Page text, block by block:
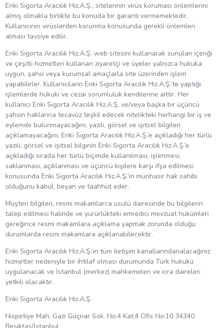
Enki Sigorta Aracılık Hiz.A.Ş., sitelerinin virüs koruması önlemlerini
almış olmakla birlikte bu konuda bir garanti vermemektedir.
Kullanıcının virüslerden korunma konusunda gerekli önlemleri
alması tavsiye edilir.
Enki Sigorta Aracılık Hiz.A.Ş. web sitesini kullanarak sunulan içeriği
ve çeşitli hizmetleri kullanan ziyaretçi ve üyeler yalnızca hukuka
uygun, şahsi veya kurumsal amaçlarla site üzerinden işlem
yapabilirler. Kullanıcıların Enki Sigorta Aracılık Hiz.A.Ş.’te yaptığı
işlemlerde hukuki ve cezai sorumluluk kendilerine aittir. Her
kullanıcı Enki Sigorta Aracılık Hiz.A.Ş. ve/veya başka bir üçüncü
şahsın haklarına tecavüz teşkil edecek nitelikteki herhangi bir iş ve
eylemde bulunmayacağını, yazılı, görsel ve işitsel bilgileri
açıklamayacağını, Enki Sigorta Aracılık Hiz.A.Ş.’e açıkladığı her türlü
yazılı, görsel ve işitsel bilginin Enki Sigorta Aracılık Hiz.A.Ş.’e
açıkladığı sırada her türlü biçimde kullanılması, işlenmesi,
saklanması, açıklanması ve üçüncü kişilere karşı ifşa edilmesi
konusunda Enki Sigorta Aracılık Hiz.A.Ş.’in münhasır hak sahibi
olduğunu kabul, beyan ve taahhüt eder.
Müşteri bilgileri, resmi makamlarca usulü dairesinde bu bilgilerin
talep edilmesi halinde ve yürürlükteki emredici mevzuat hükümleri
gereğince resmi makamlara açıklama yapmak zorunda olduğu
durumlarda resmi makamlara açıklanabilecektir.
Enki Sigorta Aracılık Hiz.A.Ş.’in tüm iletişim kanallarındanalacağınız
hizmetler nedeniyle bir ihtilaf olması durumunda Türk hukuku
uygulanacak ve İstanbul (merkez) mahkemeleri ve icra daireleri
yetkili olacaktır.
Enki Sigorta Aracılık Hiz.A.Ş.
Nispetiye Mah. Gazi Güçnar Sok. No:4 Kat:4 Ofis No:10 34340
Beşiktaş/İstanbul